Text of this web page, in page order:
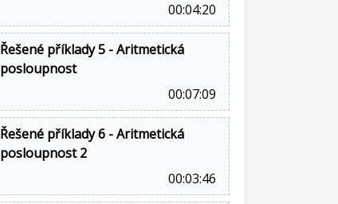
00:04:20
Řešené příklady 5 - Aritmetická
posloupnost
00:07:09
Řešené příklady 6 - Aritmetická
posloupnost 2
00:03:46